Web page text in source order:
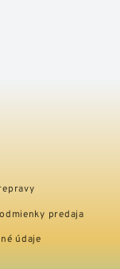
predaja
údaje